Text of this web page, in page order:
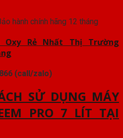
hành chính hãng 12 tháng
Oxy Rẻ Nhất Thị Trường
(call/zalo)
SỬ DỤNG MÁY
PRO 7 LÍT TẠI